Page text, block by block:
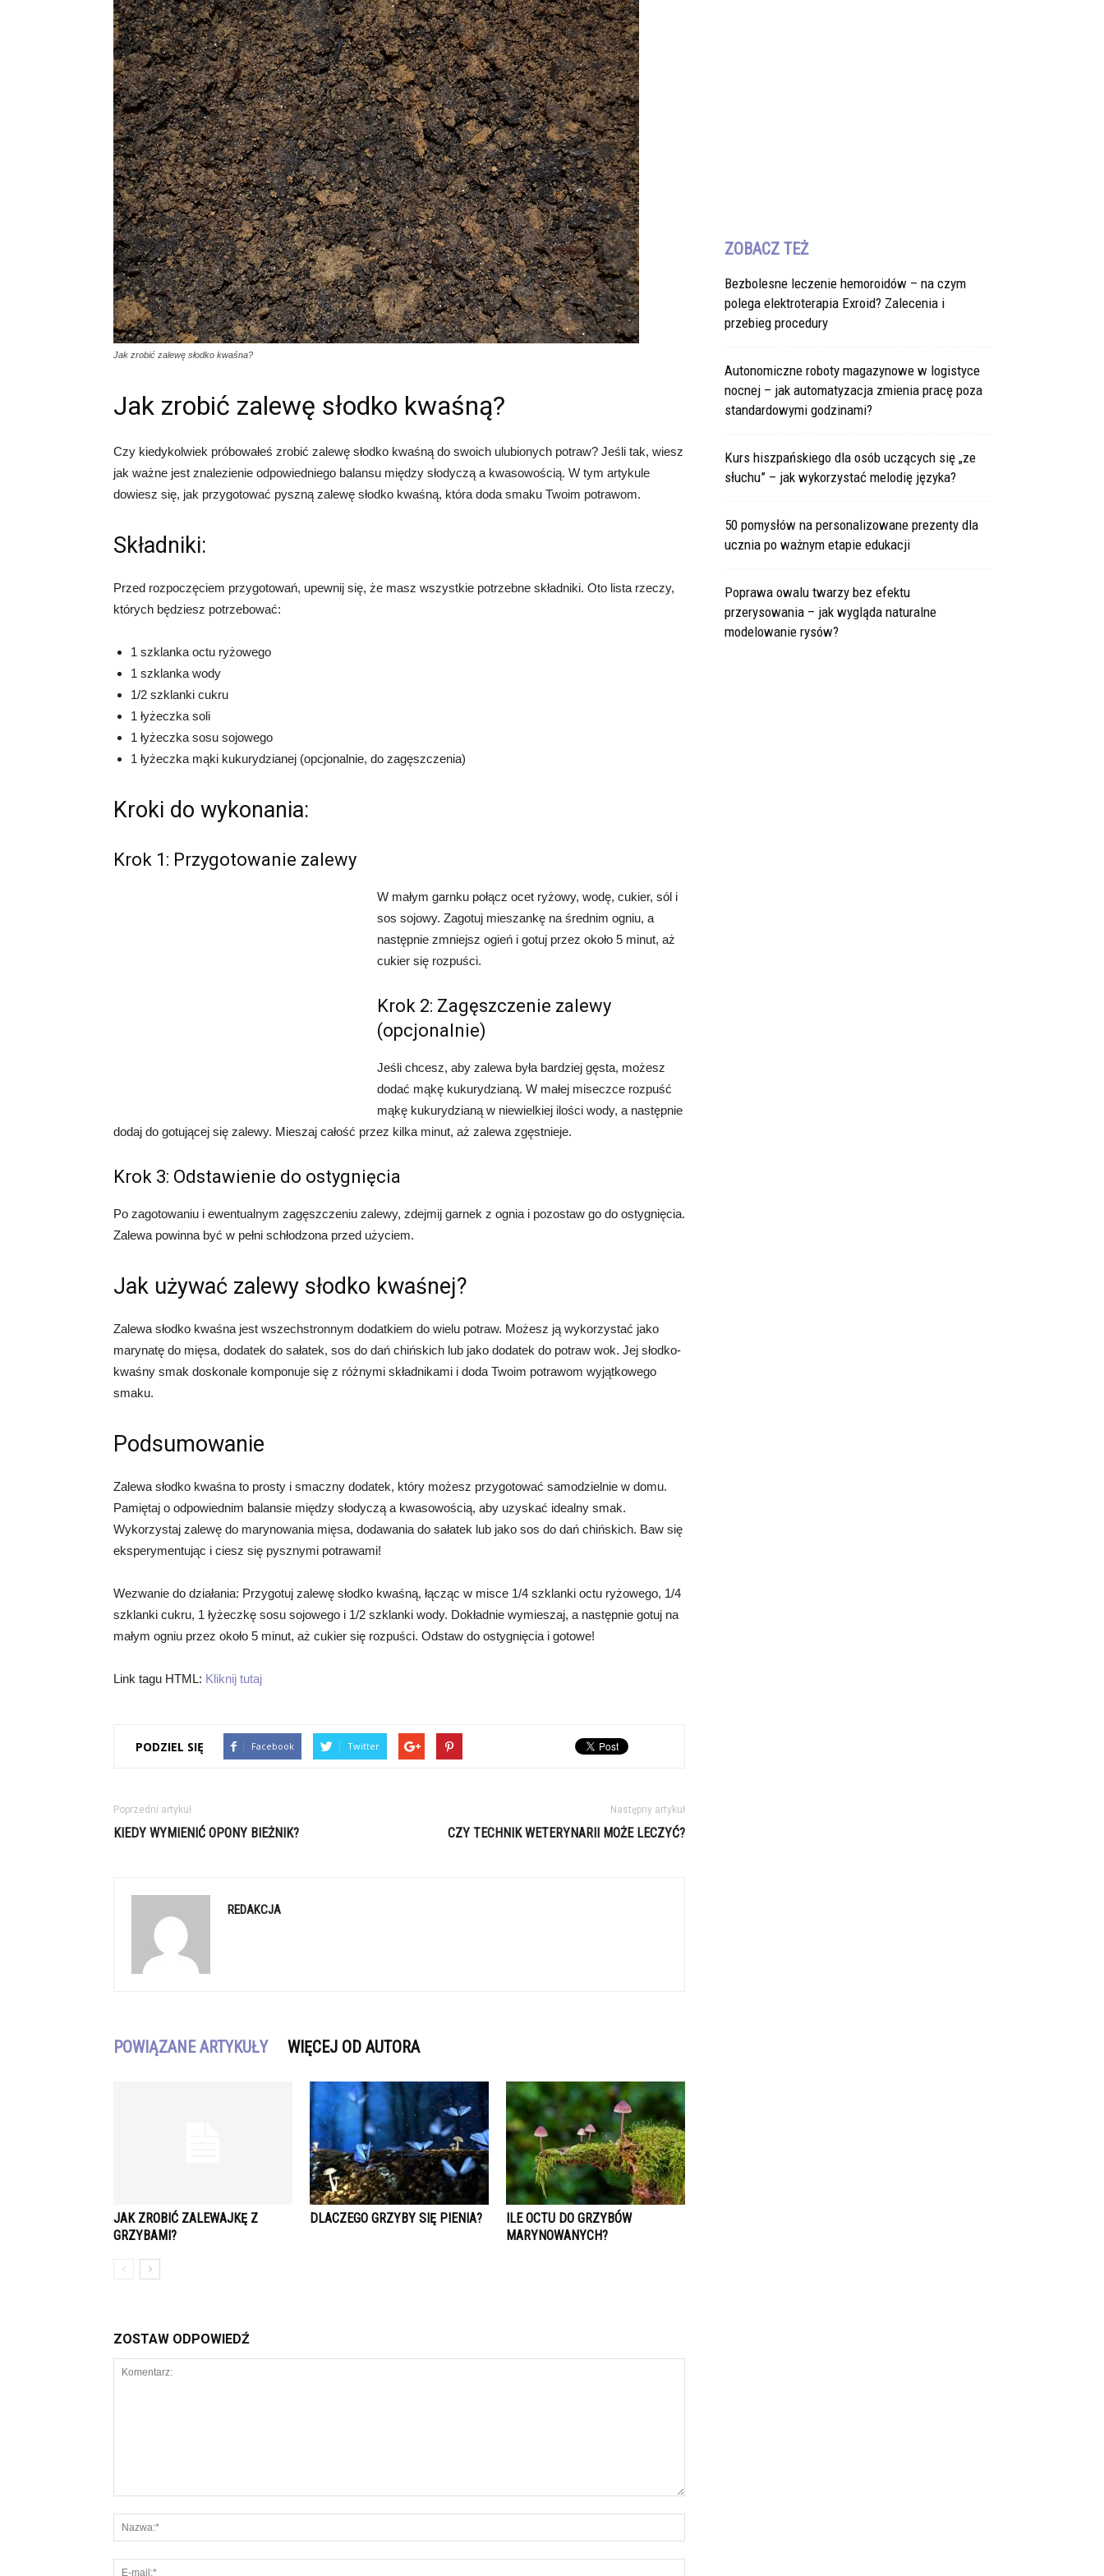
Jak zrobić zalewę słodko kwaśna?
Jak zrobić zalewę słodko kwaśną?
Czy kiedykolwiek próbowałeś zrobić zalewę słodko kwaśną do swoich ulubionych potraw? Jeśli tak, wiesz
jak ważne jest znalezienie odpowiedniego balansu między słodyczą a kwasowością. W tym artykule
dowiesz się, jak przygotować pyszną zalewę słodko kwaśną, która doda smaku Twoim potrawom.
Składniki:
Przed rozpoczęciem przygotowań, upewnij się, że masz wszystkie potrzebne składniki. Oto lista rzeczy,
których będziesz potrzebować:
1 szklanka octu ryżowego
1 szklanka wody
1/2 szklanki cukru
1 łyżeczka soli
1 łyżeczka sosu sojowego
1 łyżeczka mąki kukurydzianej (opcjonalnie, do zagęszczenia)
Kroki do wykonania:
Krok 1: Przygotowanie zalewy
W małym garnku połącz ocet ryżowy, wodę, cukier, sól i
sos sojowy. Zagotuj mieszankę na średnim ogniu, a
następnie zmniejsz ogień i gotuj przez około 5 minut, aż
cukier się rozpuści.
Krok 2: Zagęszczenie zalewy
(opcjonalnie)
Jeśli chcesz, aby zalewa była bardziej gęsta, możesz
dodać mąkę kukurydzianą. W małej miseczce rozpuść
mąkę kukurydzianą w niewielkiej ilości wody, a następnie
dodaj do gotującej się zalewy. Mieszaj całość przez kilka minut, aż zalewa zgęstnieje.
Krok 3: Odstawienie do ostygnięcia
Po zagotowaniu i ewentualnym zagęszczeniu zalewy, zdejmij garnek z ognia i pozostaw go do ostygnięcia.
Zalewa powinna być w pełni schłodzona przed użyciem.
Jak używać zalewy słodko kwaśnej?
Zalewa słodko kwaśna jest wszechstronnym dodatkiem do wielu potraw. Możesz ją wykorzystać jako
marynatę do mięsa, dodatek do sałatek, sos do dań chińskich lub jako dodatek do potraw wok. Jej słodko-
kwaśny smak doskonale komponuje się z różnymi składnikami i doda Twoim potrawom wyjątkowego
smaku.
Podsumowanie
Zalewa słodko kwaśna to prosty i smaczny dodatek, który możesz przygotować samodzielnie w domu.
Pamiętaj o odpowiednim balansie między słodyczą a kwasowością, aby uzyskać idealny smak.
Wykorzystaj zalewę do marynowania mięsa, dodawania do sałatek lub jako sos do dań chińskich. Baw się
eksperymentując i ciesz się pysznymi potrawami!
Wezwanie do działania: Przygotuj zalewę słodko kwaśną, łącząc w misce 1/4 szklanki octu ryżowego, 1/4
szklanki cukru, 1 łyżeczkę sosu sojowego i 1/2 szklanki wody. Dokładnie wymieszaj, a następnie gotuj na
małym ogniu przez około 5 minut, aż cukier się rozpuści. Odstaw do ostygnięcia i gotowe!
Link tagu HTML: Kliknij tutaj
PODZIEL SIĘ Facebook Twitter
Poprzedni artykuł
KIEDY WYMIENIĆ OPONY BIEŻNIK?
Następny artykuł
CZY TECHNIK WETERYNARII MOŻE LECZYĆ?
REDAKCJA
POWIĄZANE ARTYKUŁY WIĘCEJ OD AUTORA
JAK ZROBIĆ ZALEWAJKĘ Z
GRZYBAMI?
DLACZEGO GRZYBY SIĘ PIENIA?
ILE OCTU DO GRZYBÓW
MARYNOWANYCH?
ZOSTAW ODPOWIEDŹ
ZOBACZ TEŻ
Bezbolesne leczenie hemoroidów – na czym
polega elektroterapia Exroid? Zalecenia i
przebieg procedury
Autonomiczne roboty magazynowe w logistyce
nocnej – jak automatyzacja zmienia pracę poza
standardowymi godzinami?
Kurs hiszpańskiego dla osób uczących się „ze
słuchu” – jak wykorzystać melodię języka?
50 pomysłów na personalizowane prezenty dla
ucznia po ważnym etapie edukacji
Poprawa owalu twarzy bez efektu
przerysowania – jak wygląda naturalne
modelowanie rysów?